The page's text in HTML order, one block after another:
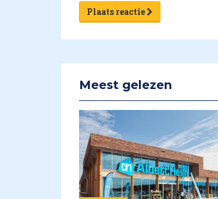
Plaats reactie
Meest gelezen